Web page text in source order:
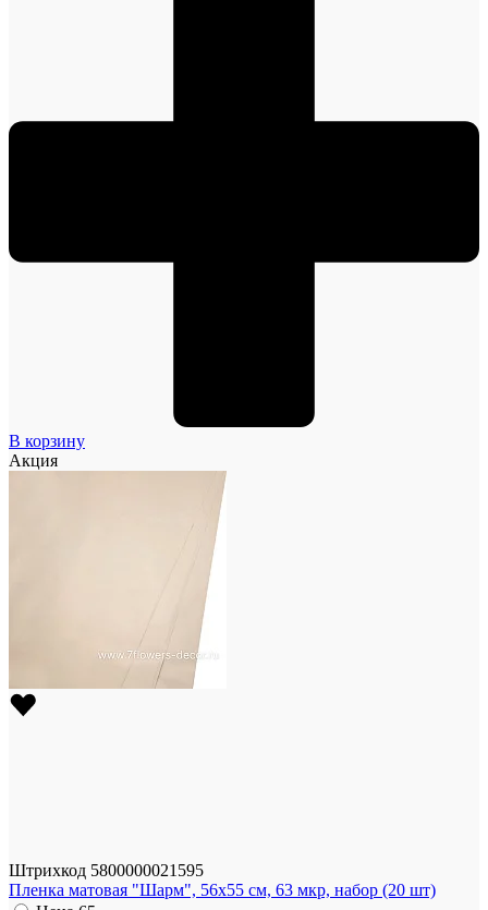
В корзину
Акция
Штрихкод 5800000021595
Пленка матовая "Шарм", 56x55 см, 63 мкр, набор (20 шт)